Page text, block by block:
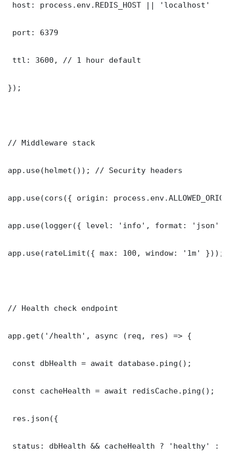
host: process.env.REDIS_HOST || 'localhost'
port: 6379
ttl: 3600, // 1 hour default
});
// Middleware stack
app.use(helmet()); // Security headers
app.use(cors({ origin:
app.use(logger({ level: 'info', format: 'json'
app.use(rateLimit({ max: 100, window: '1m' }));
// Health check endpoint
app.get('/health', async (req, res) => {
const dbHealth = await database.ping();
const cacheHealth = await redisCache.ping();
res.json({
status: dbHealth && cacheHealth ? 'healthy' :